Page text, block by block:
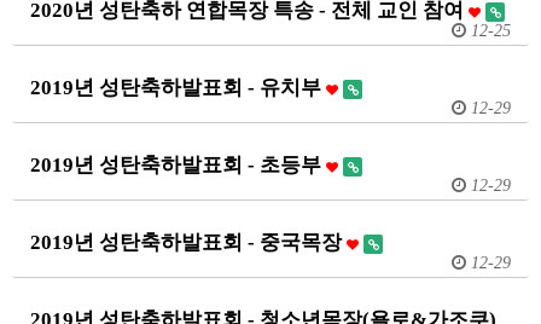
2020년 성탄축하 연합목장 특송 - 전체 교인 참여
12-25
2019년 성탄축하발표회 - 유치부
12-29
2019년 성탄축하발표회 - 초등부
12-29
2019년 성탄축하발표회 - 중국목장
12-29